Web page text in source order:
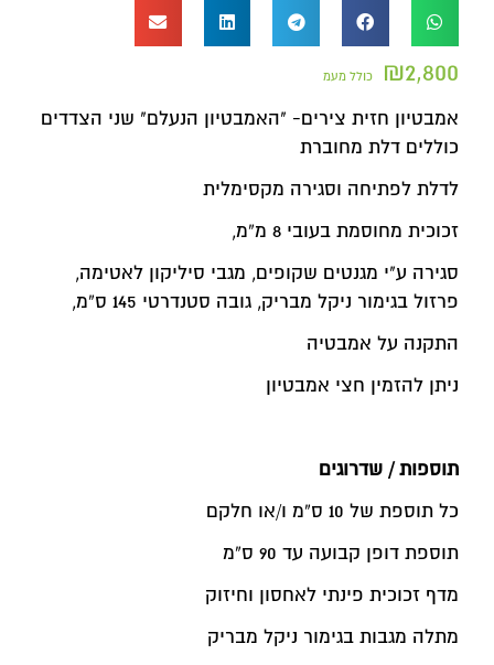
₪2,800 כולל מעמ
אמבטיון חזית צירים- "האמבטיון הנעלם" שני הצדדים
כוללים דלת מחוברת
לדלת לפתיחה וסגירה מקסימלית
זכוכית מחוסמת בעובי 8 מ”מ,
סגירה ע"י מגנטים שקופים, מגבי סיליקון לאטימה,
פרזול בגימור ניקל מבריק, גובה סטנדרטי 145 ס”מ,
התקנה על אמבטיה
ניתן להזמין חצי אמבטיון
תוספות / שדרוגים
כל תוספת של 10 ס”מ ו/או חלקם
תוספת דופן קבועה עד 90 ס”מ
מדף זכוכית פינתי לאחסון וחיזוק
מתלה מגבות בגימור ניקל מבריק